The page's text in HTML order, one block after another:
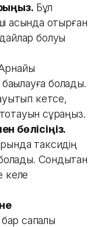
Бұл
қасында отырған
болуы
болады.
кетсе,
сұраңыз.
бөлісіңіз.
таксидің
Сондықтан
келе
сапалы